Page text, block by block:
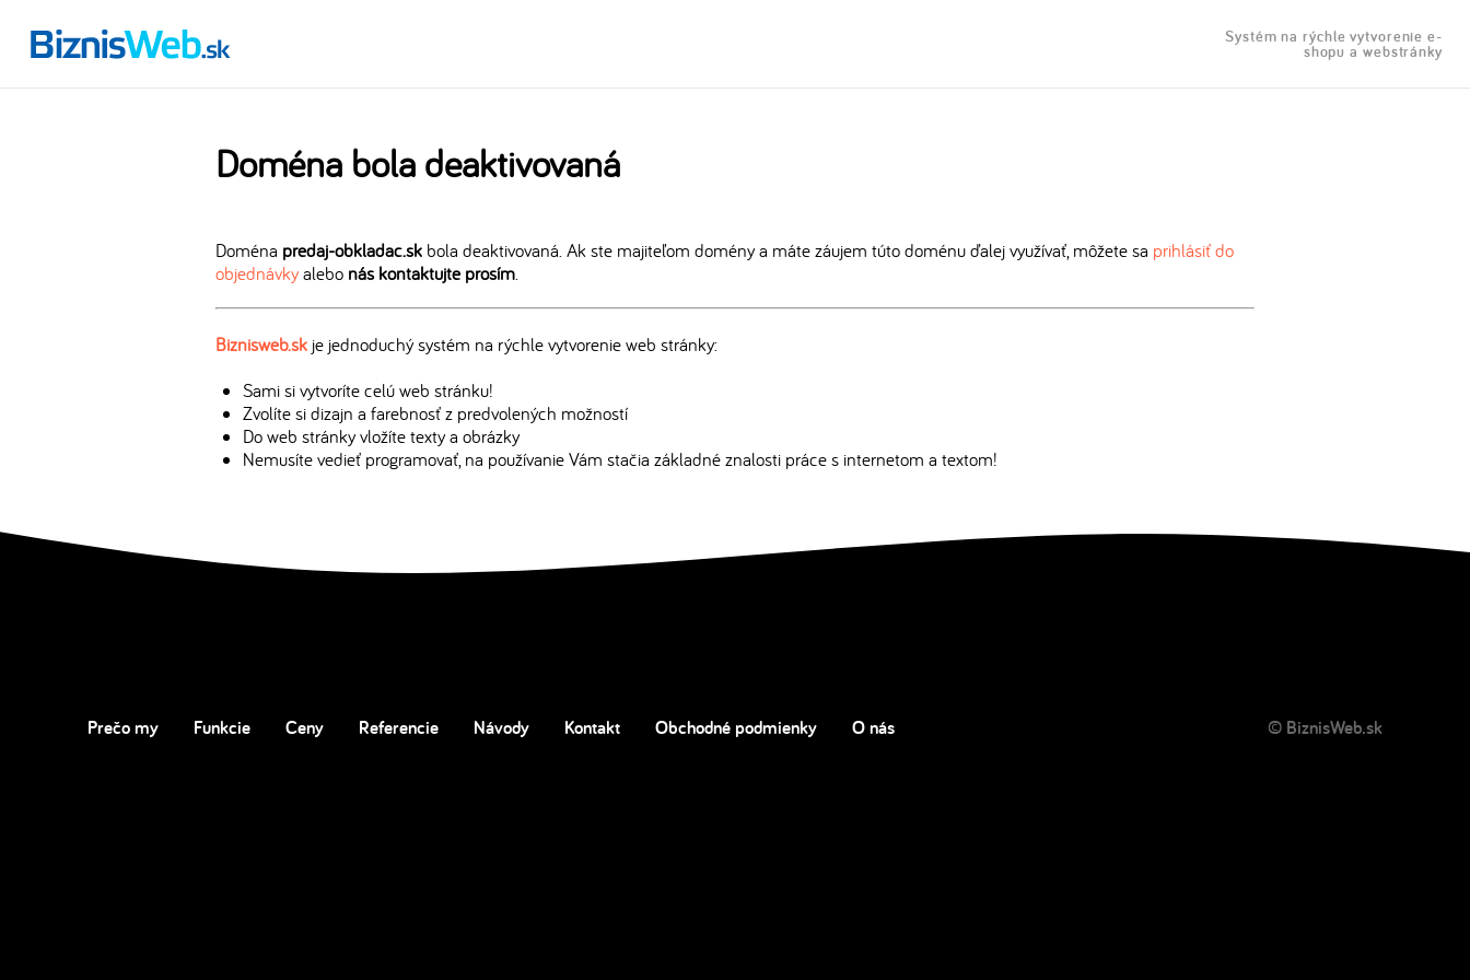
Systém na rýchle vytvorenie e-
shopu a webstránky
Doména bola deaktivovaná
Doména predaj-obkladac.sk bola deaktivovaná. Ak ste majiteľom domény a máte záujem túto doménu ďalej využívať, môžete sa prihlásiť do
objednávkyalebo nás kontaktujte prosím
Biznisweb.sk je jednoduchý systém na rýchle vytvorenie web stránky:
Sami si vytvoríte celú web stránku!
Zvolíte si dizajn a farebnosť z predvolených možností
Do web stránky vložíte texty a obrázky
Nemusíte vedieť programovať, na používanie Vám stačia základné znalosti práce s internetom a textom!
Prečo my Funkcie Ceny Referencie Návody Kontakt Obchodné podmienky O nás © BiznisWeb.sk